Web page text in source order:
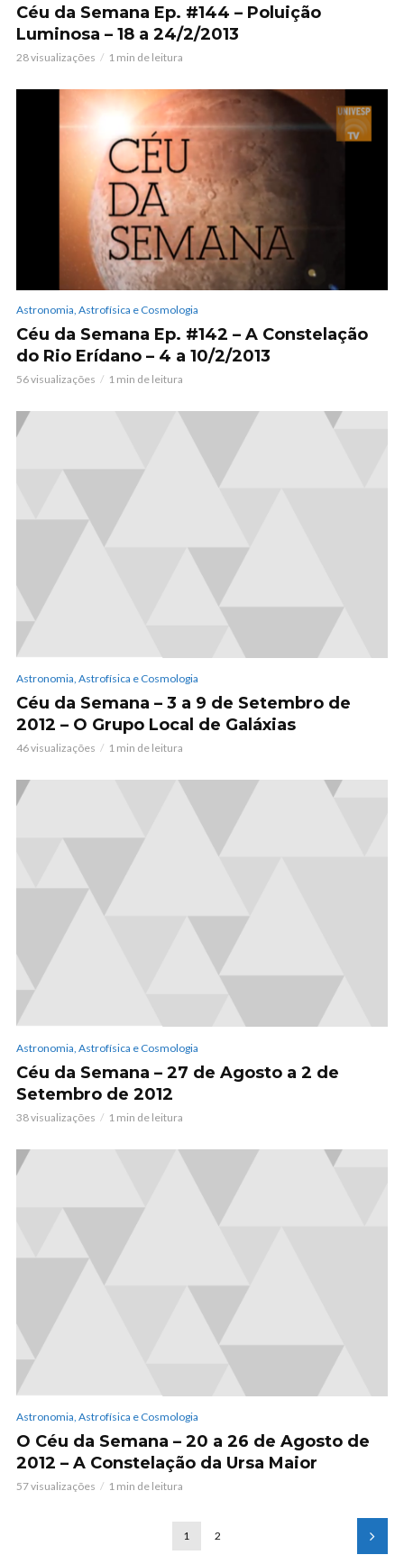
Céu da Semana Ep. #144 – Poluição
Luminosa – 18 a 24/2/2013
28 visualizações 1 min de leitura
Astronomia, Astrofísica e Cosmologia
Céu da Semana Ep. #142 – A Constelação
do Rio Erídano – 4 a 10/2/2013
56 visualizações 1 min de leitura
Astronomia, Astrofísica e Cosmologia
Céu da Semana – 3 a 9 de Setembro de
2012 – O Grupo Local de Galáxias
46 visualizações 1 min de leitura
Astronomia, Astrofísica e Cosmologia
Céu da Semana – 27 de Agosto a 2 de
Setembro de 2012
38 visualizações 1 min de leitura
Astronomia, Astrofísica e Cosmologia
O Céu da Semana – 20 a 26 de Agosto de
2012 – A Constelação da Ursa Maior
57 visualizações 1 min de leitura
1 2